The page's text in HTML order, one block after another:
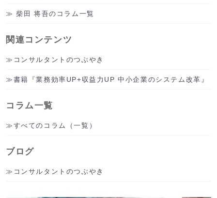
柴田 将吾のコラム一覧
関連コンテンツ
コンサルタントのつぶやき
書籍『業務効率UP+収益力UP 中小企業のシステム改革』
コラム一覧
すべてのコラム（一覧）
ブログ
コンサルタントのつぶやき